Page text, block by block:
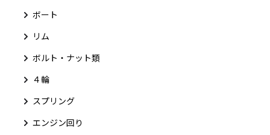
ボート
リム
ボルト・ナット類
４輪
スプリング
エンジン回り